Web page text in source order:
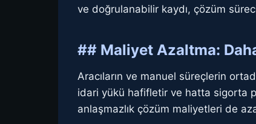
ve doğrulanabilir kaydı, çözüm
## Maliyet Azaltma:
Aracıların ve manuel süreçlerin
idari yükü hafifletir ve hatta sigorta
anlaşmazlık çözüm maliyetleri de